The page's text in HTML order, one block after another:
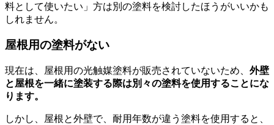
料として使いたい」方は別の塗料を検討したほうがいいかも
しれません。
屋根用の塗料がない
現在は、屋根用の光触媒塗料が販売されていないため、 外壁
と屋根を一緒に塗装する際は別々の塗料を使用することにな
ります。
しかし、屋根と外壁で、耐用年数が違う塗料を使用すると、